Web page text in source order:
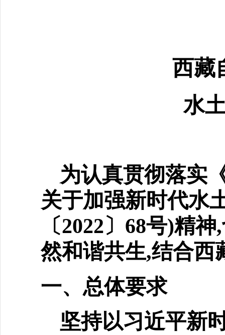
西藏
水
为认真贯彻落实
关于加强新时代水
〔2022〕68号)精
然和谐共生,结合西
一、总体要求
坚持以习近平新